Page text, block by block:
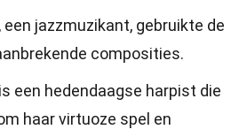
jazzmuzikant, gebruikte de
composities.
een hedendaagse harpist die
haar virtuoze spel en